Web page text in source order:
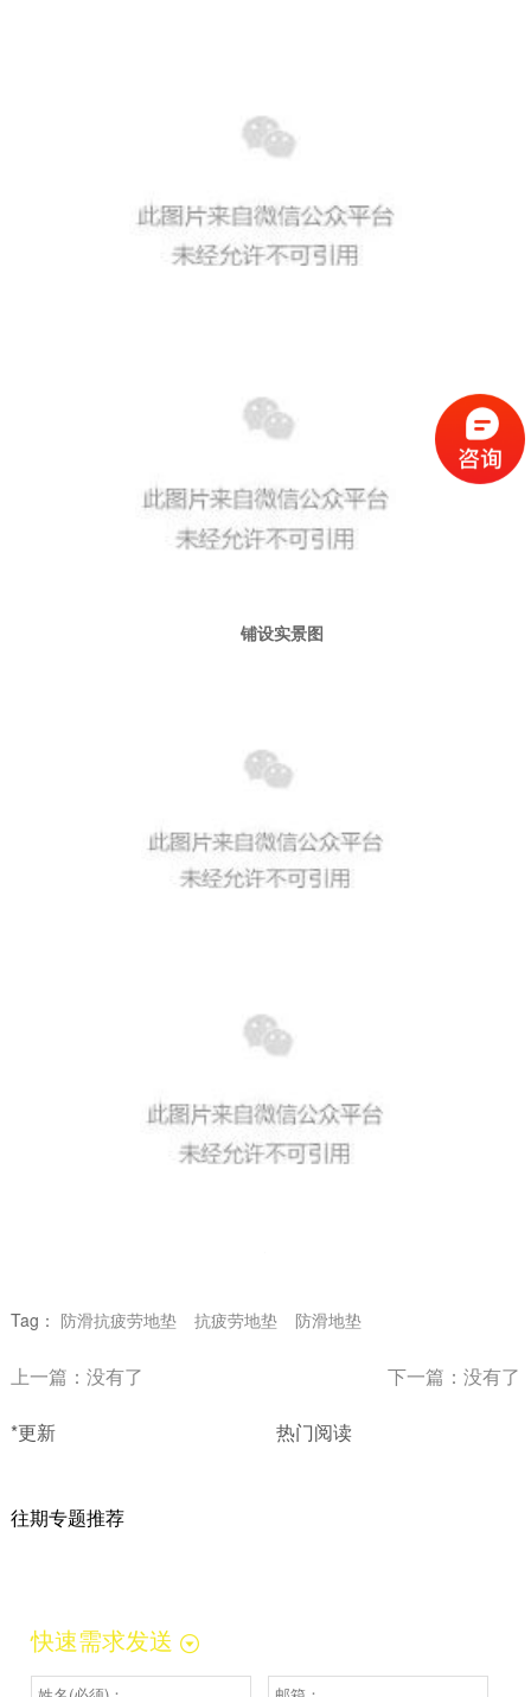
铺设实景图
Tag： 防滑抗疲劳地垫 抗疲劳地垫 防滑地垫
上一篇：没有了 下一篇：没有了
*更新 热门阅读
往期专题推荐
快速需求发送